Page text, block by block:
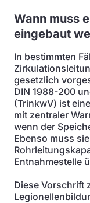
Wann muss
eingebaut
In bestimmten
gesetzlich
DIN 1988-200
(TrinkwV) ist
mit zentraler
wenn der
Ebenso muss
Entnahmestelle
Diese Vorschrift